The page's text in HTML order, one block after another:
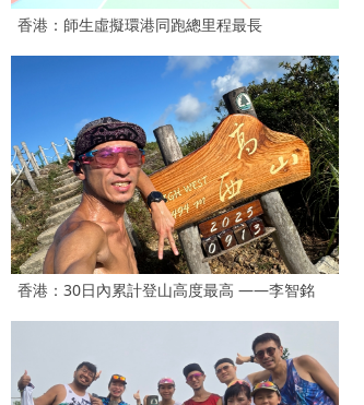
香港：師生虛擬環港同跑總里程最長
香港：30日內累計登山高度最高 ——李智銘